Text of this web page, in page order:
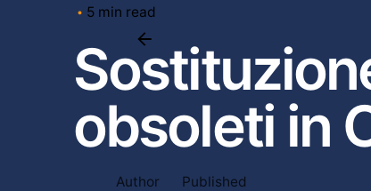
5 min read
obsoleti in
Author Published